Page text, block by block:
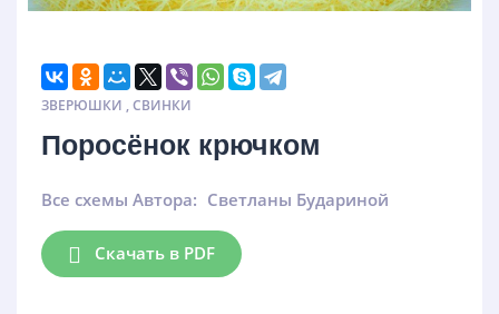
ЗВЕРЮШКИ ,СВИНКИ
Поросёнок крючком
Все схемы Автора: Светланы Будариной
Скачать в PDF